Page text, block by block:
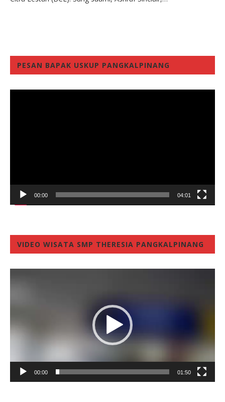
PESAN BAPAK USKUP PANGKALPINANG
00:00 04:01
VIDEO WISATA SMP THERESIA PANGKALPINANG
00:00 01:50